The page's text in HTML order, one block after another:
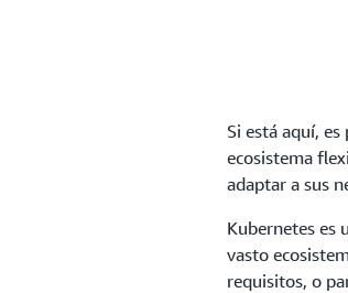
Si está aquí,
ecosistema
adaptar a sus
Kubernetes es
vasto
requisitos, o